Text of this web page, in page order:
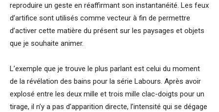
reproduire un geste en réaffirmant son instantanéité. Les feux
d’artifice sont utilisés comme vecteur à fin de permettre
d’activer cette matière du présent sur les paysages et objets
que je souhaite animer.
L’exemple que je trouve le plus parlant est celui du moment
de la révélation des bains pour la série Labours. Après avoir
explosé entre les deux mille et trois mille clac-doigts pour un
tirage, il n’y a pas d’apparition directe, l’intensité qui se dégage